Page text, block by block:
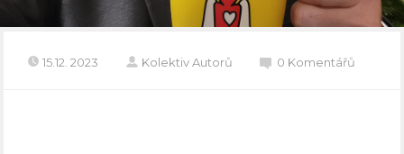
15.12. 2023 Kolektiv Autorů 0 Komentářů